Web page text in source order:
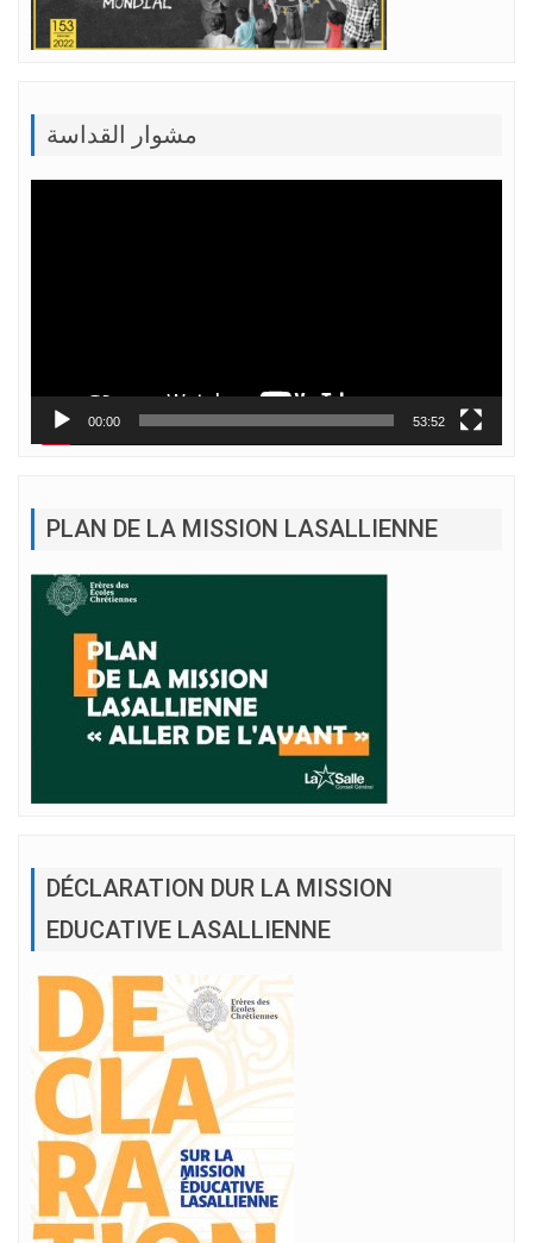
مشوار القداسة
00:00 53:52
PLAN DE LA MISSION LASALLIENNE
DÉCLARATION DUR LA MISSION
EDUCATIVE LASALLIENNE